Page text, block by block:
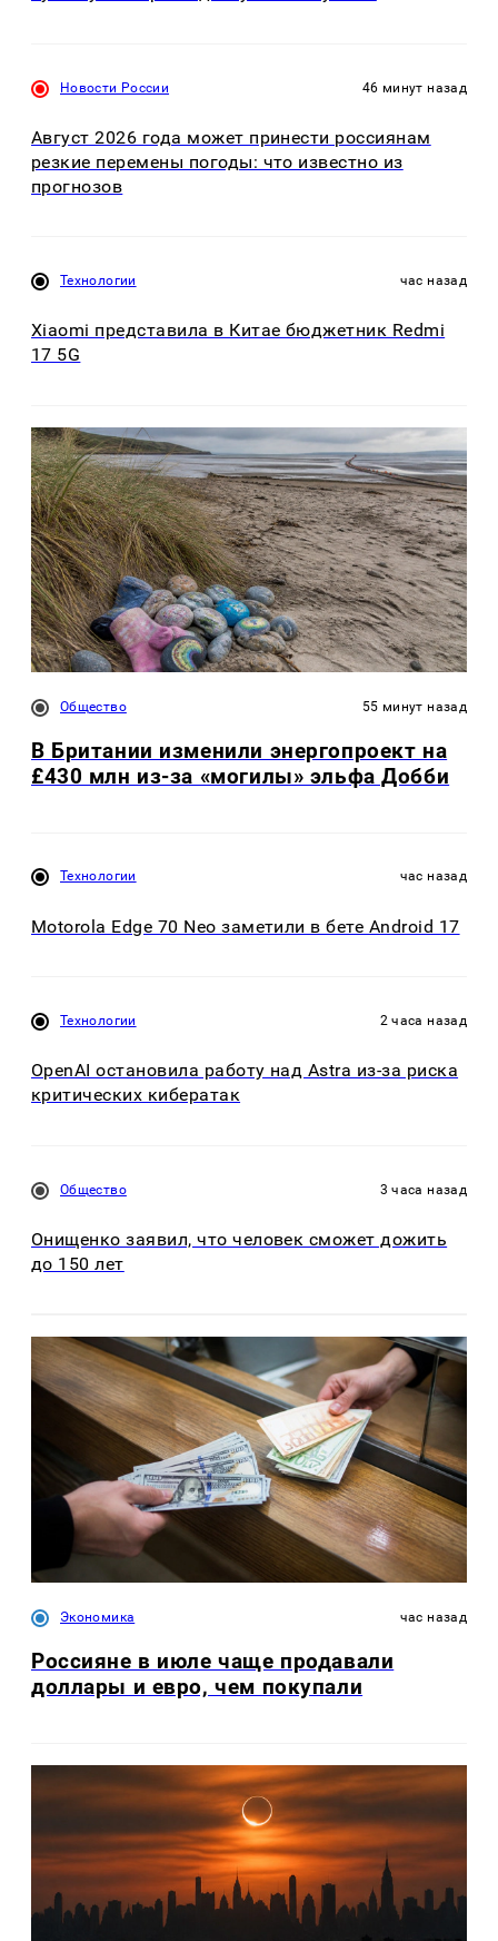
Новости России 46 минут назад
Август 2026 года может принести россиянам
резкие перемены погоды: что известно из
прогнозов
Технологии час назад
Xiaomi представила в Китае бюджетник Redmi
17 5G
Общество 55 минут назад
В Британии изменили энергопроект на
£430 млн из-за «могилы» эльфа Добби
Технологии час назад
Motorola Edge 70 Neo заметили в бете Android 17
Технологии 2 часа назад
OpenAI остановила работу над Astra из-за риска
критических кибератак
Общество 3 часа назад
Онищенко заявил, что человек сможет дожить
до 150 лет
Экономика час назад
Россияне в июле чаще продавали
доллары и евро, чем покупали